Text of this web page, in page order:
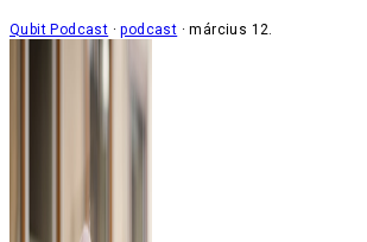
Qubit Podcast podcast március 12.